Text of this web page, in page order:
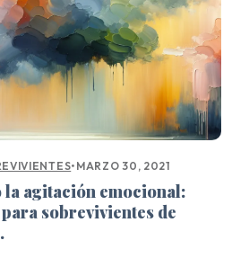
• MARZO 30, 2021
agitación emocional:
sobrevivientes de